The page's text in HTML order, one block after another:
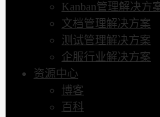
Kanban管理解决方
文档管理解决方案
测试管理解决方案
企服行业解决方案
资源中心
博客
百科